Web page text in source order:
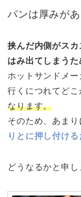
パンは厚みが
挟んだ内側がス
はみ出てしまうた
ホットサンドメ
行くにつれてどこ
なります。
そのため、あまり
りとに押し付け
どうなるかと申し